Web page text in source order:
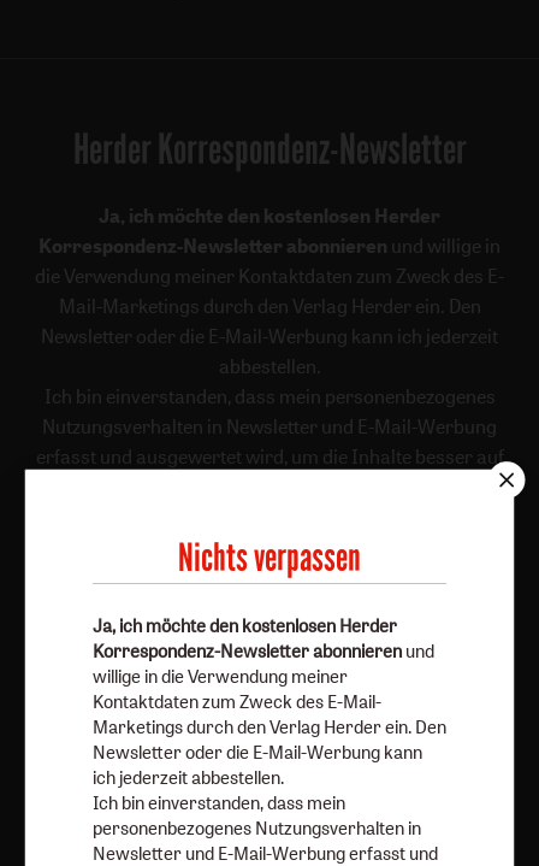
Herder Korrespondenz-Newsletter
Ja, ich möchte den kostenlosen Herder
Korrespondenz-Newsletter abonnieren und willige in
die Verwendung meiner Kontaktdaten zum Zweck des E-
Mail-Marketings durch den Verlag Herder ein. Den
Newsletter oder die E-Mail-Werbung kann ich jederzeit
abbestellen.
Ich bin einverstanden, dass mein personenbezogenes
Nutzungsverhalten in Newsletter und E-Mail-Werbung
erfasst und ausgewertet wird, um die Inhalte besser auf
ausschalten.
Weiterführende Informationen finden Sie in unseren
Jetzt anmelden
Nichts verpassen
Ja, ich möchte den kostenlosen Herder
Korrespondenz-Newsletter abonnieren und
willige in die Verwendung meiner
Kontaktdaten zum Zweck des E-Mail-
Marketings durch den Verlag Herder ein. Den
Newsletter oder die E-Mail-Werbung kann
ich jederzeit abbestellen.
Ich bin einverstanden, dass mein
personenbezogenes Nutzungsverhalten in
Newsletter und E-Mail-Werbung erfasst und